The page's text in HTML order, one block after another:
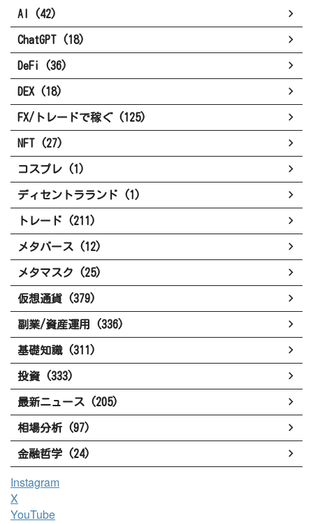
AI (42)
ChatGPT (18)
DeFi (36)
DEX (18)
FX/トレードで稼ぐ (125)
NFT (27)
コスプレ (1)
ディセントラランド (1)
トレード (211)
メタバース (12)
メタマスク (25)
仮想通貨 (379)
副業/資産運用 (336)
基礎知識 (311)
投資 (333)
最新ニュース (205)
相場分析 (97)
金融哲学 (24)
Instagram
X
YouTube